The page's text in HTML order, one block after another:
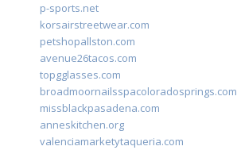
p-sports.net
korsairstreetwear.com
petshopallston.com
avenue26tacos.com
topgglasses.com
broadmoornailsspacoloradosprings.com
missblackpasadena.com
anneskitchen.org
valenciamarketytaqueria.com